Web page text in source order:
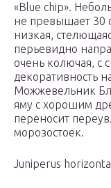
«Blue chip».
не превышает 30
низкая,
перьевидно
очень колючая, с
декоративность
Можжевельник
яму с хорошим
переносит
морозостоек.
Juniperus